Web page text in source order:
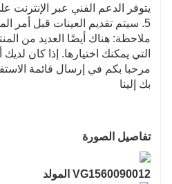
يتوفر الدعم الفني عبر الإنترنت على مدار
5. سيتم تقديم العينات قبل أمر المحاكمة.
ملاحظة: هناك أيضًا العديد من
التي يمكنك اختيارها. إذا كان
مرحبا بكم في إرسال قائمة
بك إلينا
تفاصيل الصورة